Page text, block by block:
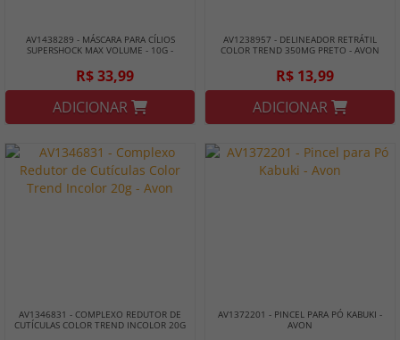
AV1438289 - MÁSCARA PARA CÍLIOS
SUPERSHOCK MAX VOLUME - 10G -
R$ 33,99
ADICIONAR
AV1238957 - DELINEADOR RETRÁTIL
COLOR TREND 350MG PRETO - AVON
R$ 13,99
ADICIONAR
AV1346831 - COMPLEXO REDUTOR DE
CUTÍCULAS COLOR TREND INCOLOR 20G
AV1372201 - PINCEL PARA PÓ KABUKI -
AVON